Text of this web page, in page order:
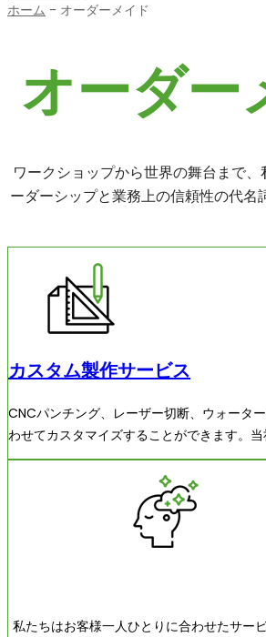
ホーム - オーダーメイド
オーダー
ワークショップから世界の舞台まで
ーダーシップと業務上の信頼性の代
カスタム製作サービス
CNCパンチング、レーザー切断、ウォータ
わせてカスタマイズすることができます。
私たちはお客様一人ひとりに合わせたサー